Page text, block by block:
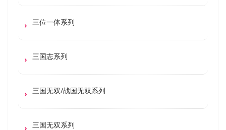
三位一体系列
三国志系列
三国无双/战国无双系列
三国无双系列